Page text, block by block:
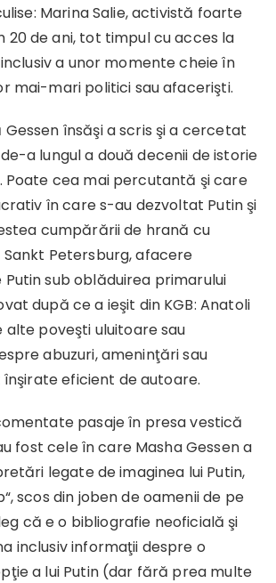
Marina Salie, activistă foarte
20 de ani, tot timpul cu acces la
a unor momente cheie în
mai-mari politici sau afacerişti.
însăşi a scris şi a cercetat
a lungul a două decenii de istorie
cea mai percutantă şi care
în care s-au dezvoltat Putin şi
cumpărării de hrană cu
Petersburg, afacere
sub oblăduirea primarului
după ce a ieşit din KGB: Anatoli
alte poveşti uluitoare sau
abuzuri, ameninţări sau
eficient de autoare.
pasaje în presa vestică
fost cele în care Masha Gessen a
legate de imaginea lui Putin,
scos din joben de oamenii de pe
că e o bibliografie neoficială şi
inclusiv informaţii despre o
a lui Putin (dar fără prea multe